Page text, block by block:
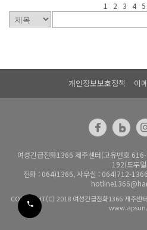
1 2 3 4 5
개인정보보호정책 이
여성긴급전화1366 제주센터(고유번호
192(도두
전화 : 064)1366, 사무실 : 064)712-
COPYRIGHT(C) 2018 여성긴급전화1366 제주